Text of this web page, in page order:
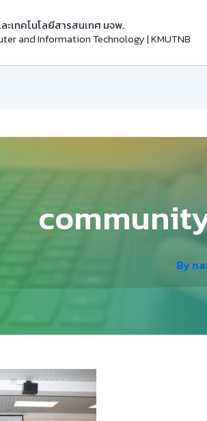
เทคโนโลยีสารสนเทศ มจพ.
and Information Technology | KMUTNB
By